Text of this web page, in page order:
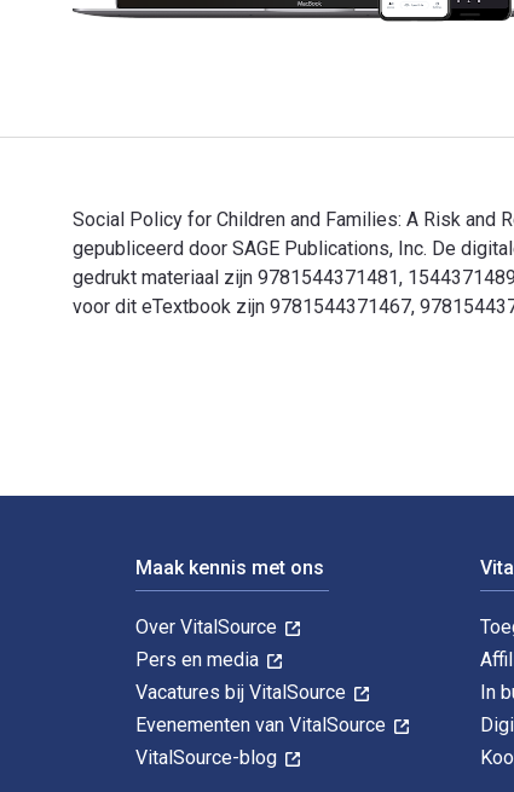
Social Policy for Children and Families: A Risk and
gepubliceerd door SAGE Publications, Inc. De
gedrukt materiaal zijn 9781544371481,
voor dit eTextbook zijn 9781544371467,
Maak kennis met ons
Over VitalSource
Pers en media
Vacatures bij VitalSource
Evenementen van VitalSource
VitalSource-blog
In